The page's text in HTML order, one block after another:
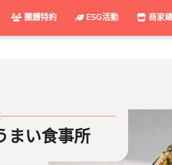
團體特約 ESG活動 商家
まい食事所